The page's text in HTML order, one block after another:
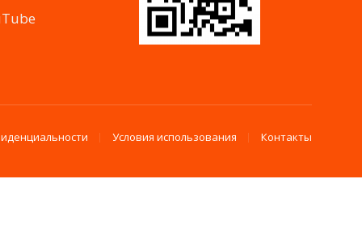
Условия использования Контакты